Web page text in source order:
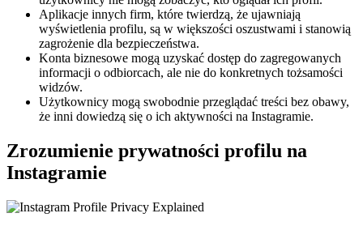
Aplikacje innych firm, które twierdzą, że ujawniają
wyświetlenia profilu, są w większości oszustwami i stanowią
zagrożenie dla bezpieczeństwa.
Konta biznesowe mogą uzyskać dostęp do zagregowanych
informacji o odbiorcach, ale nie do konkretnych tożsamości
widzów.
Użytkownicy mogą swobodnie przeglądać treści bez obawy,
że inni dowiedzą się o ich aktywności na Instagramie.
Zrozumienie prywatności profilu na
Instagramie